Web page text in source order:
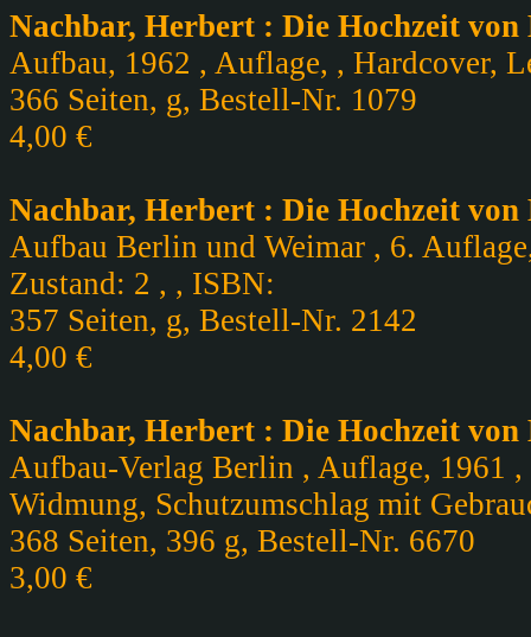
Nachbar, Herbert : Die Hochzeit von
Aufbau, 1962 , Auflage, , Hardcover,
366 Seiten, g, Bestell-Nr. 1079
4,00 €
Nachbar, Herbert : Die Hochzeit von
Aufbau Berlin und Weimar , 6.
Zustand: 2 , , ISBN:
357 Seiten, g, Bestell-Nr. 2142
4,00 €
Nachbar, Herbert : Die Hochzeit von
Aufbau-Verlag Berlin , Auflage, 1961
Widmung, Schutzumschlag mit
368 Seiten, 396 g, Bestell-Nr. 6670
3,00 €